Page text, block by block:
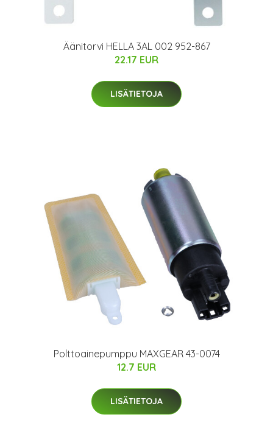
Äänitorvi HELLA 3AL 002 952-867
22.17 EUR
LISÄTIETOJA
Polttoainepumppu MAXGEAR 43-0074
12.7 EUR
LISÄTIETOJA